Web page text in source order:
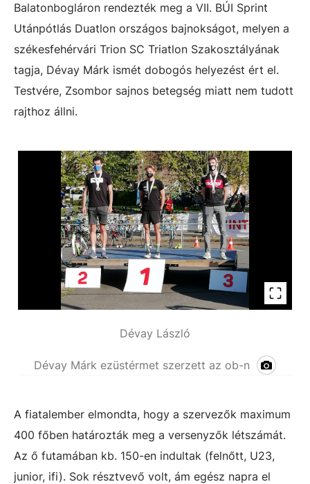
Balatonbogláron rendezték meg a VII. BÚI Sprint
Utánpótlás Duatlon országos bajnokságot, melyen a
székesfehérvári Trion SC Triatlon Szakosztályának
tagja, Dévay Márk ismét dobogós helyezést ért el.
Testvére, Zsombor sajnos betegség miatt nem tudott
rajthoz állni.
Dévay László
Dévay Márk ezüstérmet szerzett az ob-n
A fiatalember elmondta, hogy a szervezők maximum
400 főben határozták meg a versenyzők létszámát.
Az ő futamában kb. 150-en indultak (felnőtt, U23,
junior, ifi). Sok résztvevő volt, ám egész napra el